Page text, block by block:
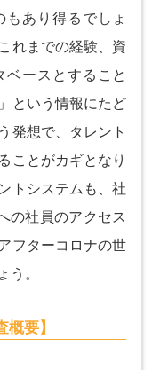
あり得るでしょ
れまでの経験、資
ースとすること
という情報にたど
発想で、タレント
ことがカギとなり
トシステムも、社
の社員のアクセス
フターコロナの世
う。
要】